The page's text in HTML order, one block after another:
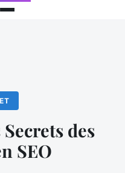
des
SEO